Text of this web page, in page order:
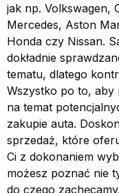
jak np. Volkswagen,
Mercedes, Aston
Honda czy Nissan.
dokładnie
tematu, dlatego
Wszystko po to, aby
na temat
zakupie auta.
sprzedaż, które
Ci z dokonaniem
możesz poznać nie
do czego